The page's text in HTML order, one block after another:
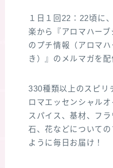
１日１回22：22頃に
楽から『アロマハー
のプチ情報（アロマ
き）』のメルマガを配
330種類以上のスピリ
ロマエッセンシャル
スパイス、基材、フ
石、花などについて
ように毎日お届け！